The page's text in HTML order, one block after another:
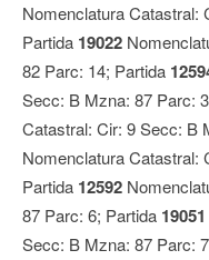
Nomenclatura Catastral:
Partida 19022
82 Parc: 14; Partida
Secc: B Mzna: 87 Parc:
Catastral: Cir: 9 Secc: B
Nomenclatura Catastral:
Partida 12592
87 Parc: 6; Partida 19051
Secc: B Mzna: 87 Parc: